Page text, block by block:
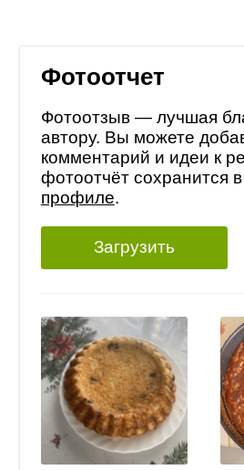
Фотоотчет
Фотоотзыв — лучшая
автору. Вы можете
комментарий и идеи к
фотоотчёт сохранится в
профиле.
Загрузить